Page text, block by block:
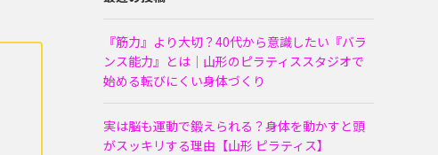
『筋力』より大切？40代から意識したい『バラ
ンス能力』とは｜山形のピラティススタジオで
始める転びにくい身体づくり
実は脳も運動で鍛えられる？身体を動かすと頭
がスッキリする理由【山形 ピラティス】